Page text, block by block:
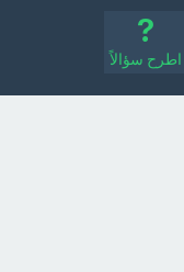
اطرح سؤالاً